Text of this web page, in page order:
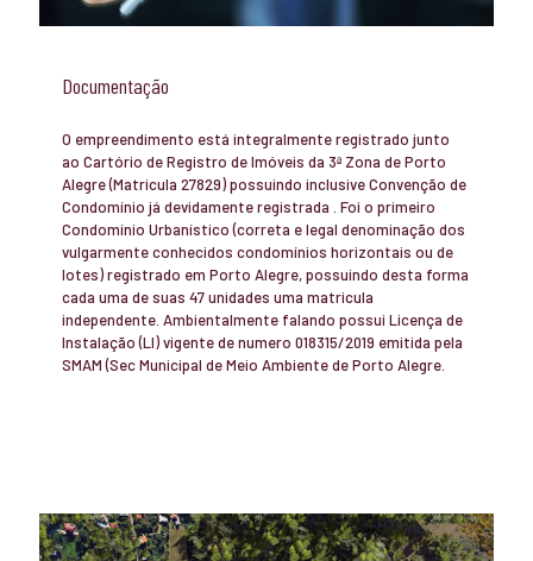
Documentação
O empreendimento está integralmente registrado junto
ao Cartório de Registro de Imóveis da 3ª Zona de Porto
Alegre (Matricula 27829) possuindo inclusive Convenção de
Condomínio já devidamente registrada . Foi o primeiro
Condomínio Urbanístico (correta e legal denominação dos
vulgarmente conhecidos condomínios horizontais ou de
lotes) registrado em Porto Alegre, possuindo desta forma
cada uma de suas 47 unidades uma matricula
independente. Ambientalmente falando possui Licença de
Instalação (LI) vigente de numero 018315/2019 emitida pela
SMAM (Sec Municipal de Meio Ambiente de Porto Alegre.